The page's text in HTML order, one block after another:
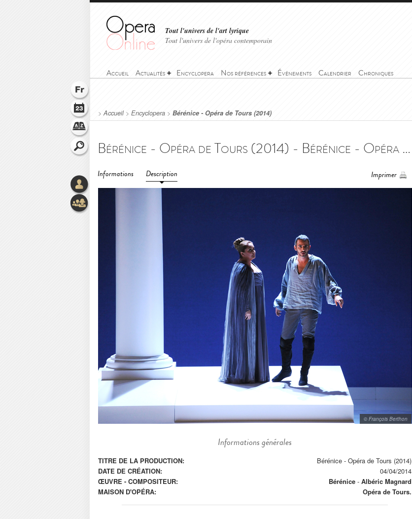
Tout l'univers de l'art lyrique
Tout l'univers de l'opéra contemporain
Accueil Actualités Encyclopera Nos références Événements Calendrier Chroniques
>Accueil> Encyclopera > Bérénice - Opéra de Tours (2014)
Bérénice - Opéra de Tours (2014) - Bérénice - Opéra de Tours (2014)
Informations Description Imprimer
© François Berthon
Informations générales
TITRE DE LA PRODUCTION:
Bérénice - Opéra de Tours (2014)
DATE DE CRÉATION:
04/04/2014
ŒUVRE - COMPOSITEUR:
Bérénice - Albéric Magnard
MAISON D'OPÉRA:
Opéra de Tours.